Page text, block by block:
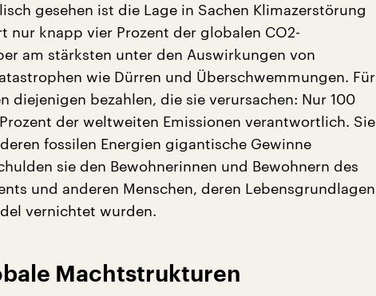
gesehen ist die Lage in Sachen Klimazerstörung
nur knapp vier Prozent der globalen CO2-
am stärksten unter den Auswirkungen von
wie Dürren und Überschwemmungen. Für
diejenigen bezahlen, die sie verursachen: Nur 100
der weltweiten Emissionen verantwortlich. Sie
fossilen Energien gigantische Gewinne
sie den Bewohnerinnen und Bewohnern des
und anderen Menschen, deren Lebensgrundlagen
vernichtet wurden.
Machtstrukturen